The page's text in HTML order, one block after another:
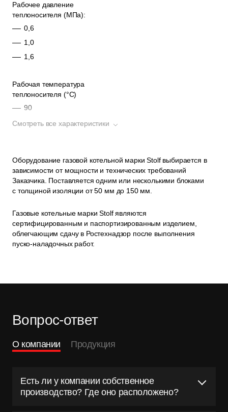
Рабочее давление
теплоносителя (МПа):
0,6
1,0
1,6
Рабочая температура
теплоносителя (°С)
90
95
150
175
ручной режим;
автоматизированный;
автоматизированный без присутствия
Диспетчеризация
Срок службы, лет
20
Оборудование газовой котельной марки Stolf выбирается в
зависимости от мощности и технических требований
Заказчика. Поставляется одним или несколькими блоками
с толщиной изоляции от 50 мм до 150 мм.
Газовые котельные марки Stolf являются
сертифицированным и паспортизированным изделием,
облегчающим сдачу в Ростехнадзор после выполнения
пуско-наладочных работ.
Смотреть все характеристики
Вопрос-ответ
О компании Продукция
Есть ли у компании собственное
производство? Где оно расположено?